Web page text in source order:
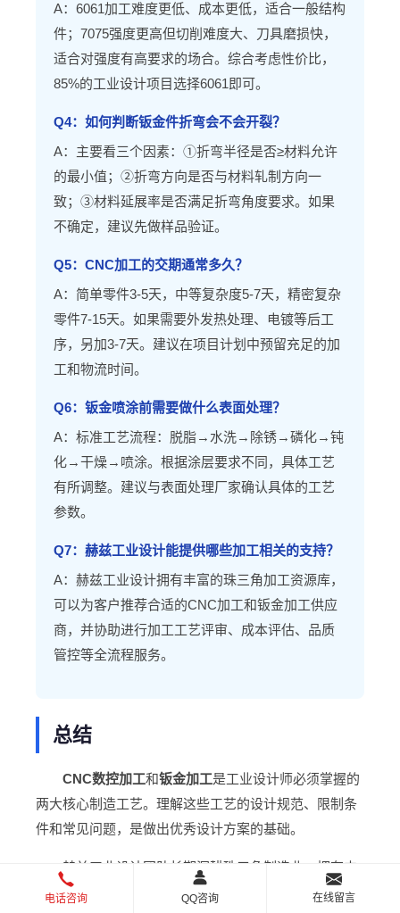
A：6061加工难度更低、成本更低，适合一般结构
件；7075强度更高但切削难度大、刀具磨损快，
适合对强度有高要求的场合。综合考虑性价比，
85%的工业设计项目选择6061即可。
Q4：如何判断钣金件折弯会不会开裂？
A：主要看三个因素：①折弯半径是否≥材料允许
的最小值；②折弯方向是否与材料轧制方向一
致；③材料延展率是否满足折弯角度要求。如果
不确定，建议先做样品验证。
Q5：CNC加工的交期通常多久？
A：简单零件3-5天，中等复杂度5-7天，精密复杂
零件7-15天。如果需要外发热处理、电镀等后工
序，另加3-7天。建议在项目计划中预留充足的加
工和物流时间。
Q6：钣金喷涂前需要做什么表面处理？
A：标准工艺流程：脱脂→水洗→除锈→磷化→钝
化→干燥→喷涂。根据涂层要求不同，具体工艺
有所调整。建议与表面处理厂家确认具体的工艺
参数。
Q7：赫兹工业设计能提供哪些加工相关的支持？
A：赫兹工业设计拥有丰富的珠三角加工资源库，
可以为客户推荐合适的CNC加工和钣金加工供应
商，并协助进行加工工艺评审、成本评估、品质
管控等全流程服务。
总结
CNC数控加工和钣金加工是工业设计师必须掌握的
两大核心制造工艺。理解这些工艺的设计规范、限制条
件和常见问题，是做出优秀设计方案的基础。
赫兹工业设计团队长期深耕珠三角制造业，拥有丰
富的CNC加工和钣金设计经验。我们坚信，
好的设计必
电话咨询 QQ咨询 在线留言